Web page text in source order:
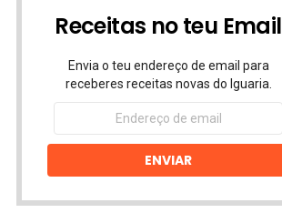
Receitas no teu Email
Envia o teu endereço de email para
receberes receitas novas do Iguaria.
Endereço
email
ENVIAR